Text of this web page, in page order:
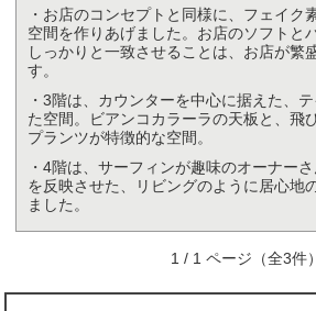
・お店のコンセプトと同様に、フェイク
空間を作りあげました。お店のソフトと
しっかりと一致させることは、お店が繁
す。
・3階は、カウンターを中心に据えた、
た空間。ビアンコカラーラの天板と、飛
プランツが特徴的な空間。
・4階は、サーフィンが趣味のオーナー
を反映させた、リビングのように居心地
ました。
1 / 1 ページ（全3件）